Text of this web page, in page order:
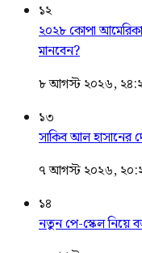
১২
২০২৮ কোপা
মানবেন?
৮ আগস্ট ২০২৬,
১৩
সাকিব আল হাসানের
৭ আগস্ট ২০২৬,
১৪
নতুন পে-স্কেল নিয়ে